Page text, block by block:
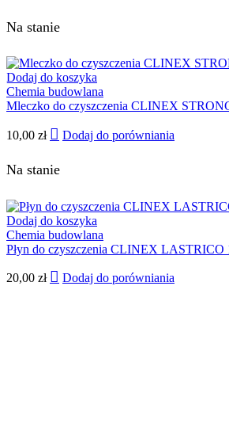
Na stanie
Dodaj do koszyka
Chemia budowlana
Mleczko do czyszczenia CLINEX
10,00 zł Dodaj do porówniania
Na stanie
Dodaj do koszyka
Chemia budowlana
Płyn do czyszczenia CLINEX LASTRICO
20,00 zł Dodaj do porówniania